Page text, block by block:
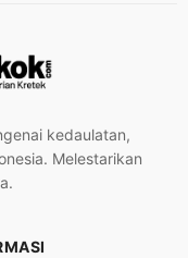
kedaulatan,
Melestarikan